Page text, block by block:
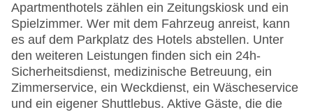
Apartmenthotels zählen ein Zeitungskiosk und ein
Spielzimmer. Wer mit dem Fahrzeug anreist, kann
es auf dem Parkplatz des Hotels abstellen. Unter
den weiteren Leistungen finden sich ein 24h-
Sicherheitsdienst, medizinische Betreuung, ein
Zimmerservice, ein Weckdienst, ein Wäscheservice
und ein eigener Shuttlebus. Aktive Gäste, die die